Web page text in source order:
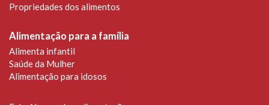
Propriedades dos alimentos
Alimentação para a família
Alimenta infantil
Saúde da Mulher
Alimentação para idosos